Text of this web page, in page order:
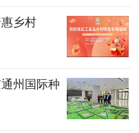
乡村
州国际种